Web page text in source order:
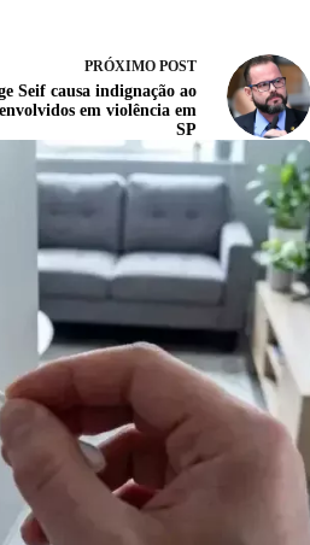
PRÓXIMO POST
Seif causa indignação ao
em violência em
SP